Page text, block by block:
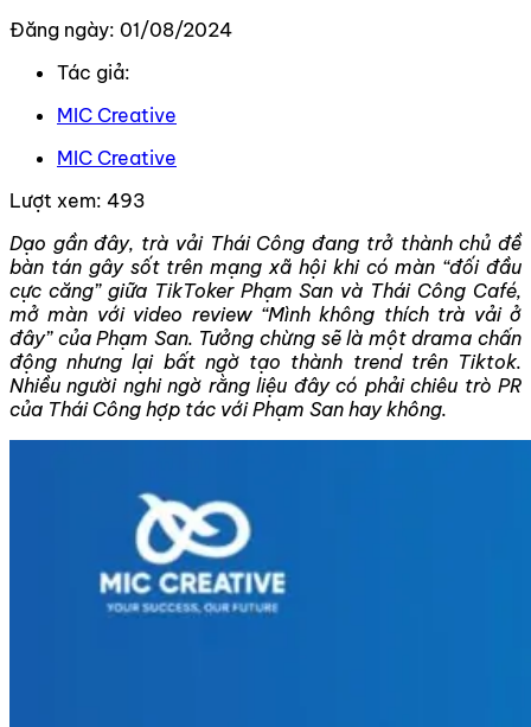
Đăng ngày: 01/08/2024
Tác giả:
MIC Creative
MIC Creative
Lượt xem: 493
Dạo gần đây, trà vải Thái Công đang trở thành chủ đề
bàn tán gây sốt trên mạng xã hội khi có màn “đối đầu
cực căng” giữa TikToker Phạm San và Thái Công Café,
mở màn với video review “Mình không thích trà vải ở
đây” của Phạm San. Tưởng chừng sẽ là một drama chấn
động nhưng lại bất ngờ tạo thành trend trên Tiktok.
Nhiều người nghi ngờ rằng liệu đây có phải chiêu trò PR
của Thái Công hợp tác với Phạm San hay không.